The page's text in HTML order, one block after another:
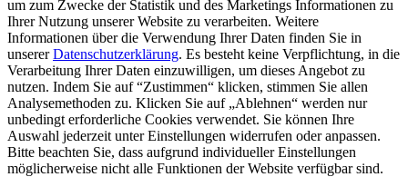
um zum Zwecke der Statistik und des Marketings Informationen zu
Ihrer Nutzung unserer Website zu verarbeiten. Weitere
Informationen über die Verwendung Ihrer Daten finden Sie in
unsererDatenschutzerklärung. Es besteht keine Verpflichtung, in die
Verarbeitung Ihrer Daten einzuwilligen, um dieses Angebot zu
nutzen. Indem Sie auf “Zustimmen“ klicken, stimmen Sie allen
Analysemethoden zu. Klicken Sie auf „Ablehnen“ werden nur
unbedingt erforderliche Cookies verwendet. Sie können Ihre
Auswahl jederzeit unter Einstellungen widerrufen oder anpassen.
Bitte beachten Sie, dass aufgrund individueller Einstellungen
möglicherweise nicht alle Funktionen der Website verfügbar sind.